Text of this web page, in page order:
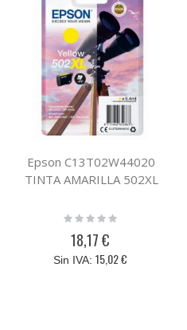
Epson C13T02W44020
TINTA AMARILLA 502XL
Rating:
18,17 €
15,02 €